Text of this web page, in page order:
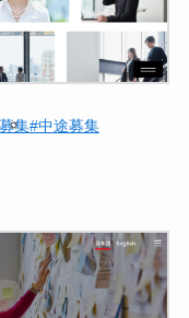
集#中途募集